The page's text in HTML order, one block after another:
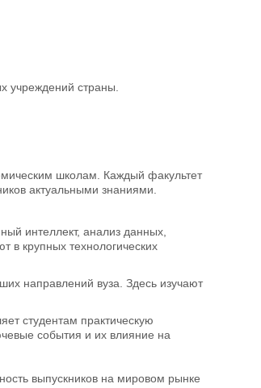
учреждений страны.
школам. Каждый факультет
актуальными знаниями.
интеллект, анализ данных,
в крупных технологических
направлений вуза. Здесь изучают
студентам практическую
события и их влияние на
выпускников на мировом рынке